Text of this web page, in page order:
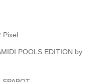
Pixel
POOLS EDITION by